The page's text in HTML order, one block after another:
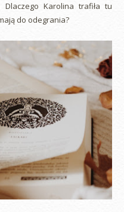
Dlaczego Karolina trafiła tu
do odegrania?